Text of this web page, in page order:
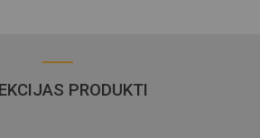
PRODUKTI